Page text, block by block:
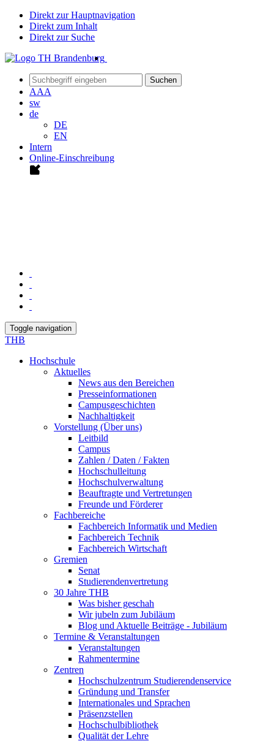
Direkt zur Hauptnavigation
Direkt zum Inhalt
Direkt zur Suche
Suchen
AAA
sw
de
DE
EN
Intern
Online-Einschreibung
Toggle navigation
THB
Hochschule
Aktuelles
News aus den Bereichen
Presseinformationen
Campusgeschichten
Nachhaltigkeit
Vorstellung (Über uns)
Leitbild
Campus
Zahlen / Daten / Fakten
Hochschulleitung
Hochschulverwaltung
Beauftragte und Vertretungen
Freunde und Förderer
Fachbereiche
Fachbereich Informatik und Medien
Fachbereich Technik
Fachbereich Wirtschaft
Gremien
Senat
Studierendenvertretung
30 Jahre THB
Was bisher geschah
Wir jubeln zum Jubiläum
Blog und Aktuelle Beiträge - Jubiläum
Termine & Veranstaltungen
Veranstaltungen
Rahmentermine
Zentren
Hochschulzentrum Studierendenservice
Gründung und Transfer
Internationales und Sprachen
Präsenzstellen
Hochschulbibliothek
Qualität der Lehre